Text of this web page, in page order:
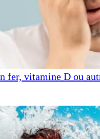
fer, vitamine D ou